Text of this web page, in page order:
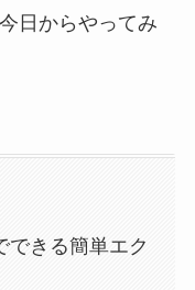
日からやってみ
できる簡単エク